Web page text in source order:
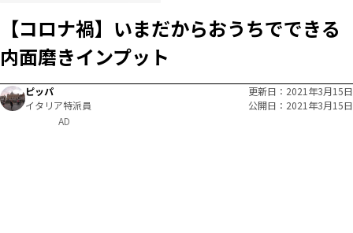
【コロナ禍】いまだからおうちでできる
内面磨きインプット
ピッパ
イタリア特派員
更新日
2021年3月15日
公開日
2021年3月15日
AD